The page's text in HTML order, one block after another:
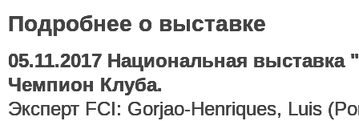
Подробнее о выставке
05.11.2017 Национальная
Чемпион Клуба.
Эксперт FCI: Gorjao-Henriques, Luis